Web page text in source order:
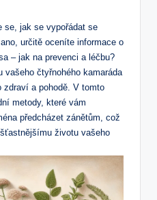
se, jak se vypořádat se
určitě oceníte informace o
– jak na prevenci a léčbu?
vašeho čtyřnohého kamaráda
a pohodě. V tomto
metody, které vám
předcházet zánětům, což
životu vašeho